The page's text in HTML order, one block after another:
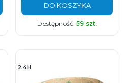
DO KOSZYKA
Dostępność: 59 szt.
24H